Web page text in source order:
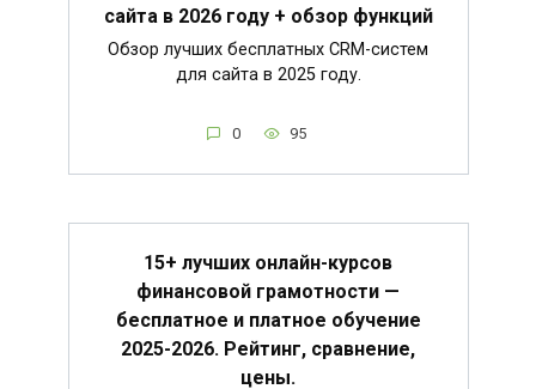
сайта в 2026 году + обзор функций
Обзор лучших бесплатных CRM-систем
для сайта в 2025 году.
0 95
15+ лучших онлайн-курсов
финансовой грамотности —
бесплатное и платное обучение
2025-2026. Рейтинг, сравнение,
цены.